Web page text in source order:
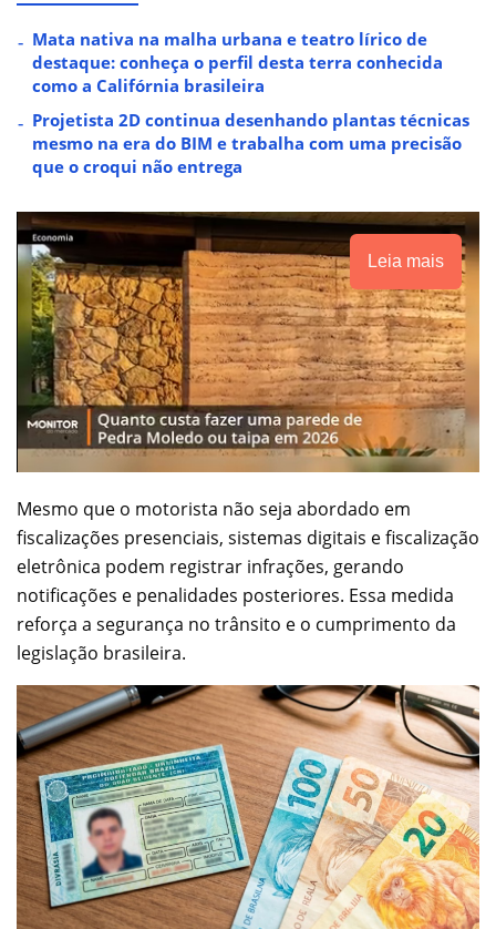
Mata nativa na malha urbana e teatro lírico de
destaque: conheça o perfil desta terra conhecida
como a Califórnia brasileira
Projetista 2D continua desenhando plantas técnicas
mesmo na era do BIM e trabalha com uma precisão
que o croqui não entrega
Leia mais
Mesmo que o motorista não seja abordado em
fiscalizações presenciais, sistemas digitais e fiscalização
eletrônica podem registrar infrações, gerando
notificações e penalidades posteriores. Essa medida
reforça a segurança no trânsito e o cumprimento da
legislação brasileira.